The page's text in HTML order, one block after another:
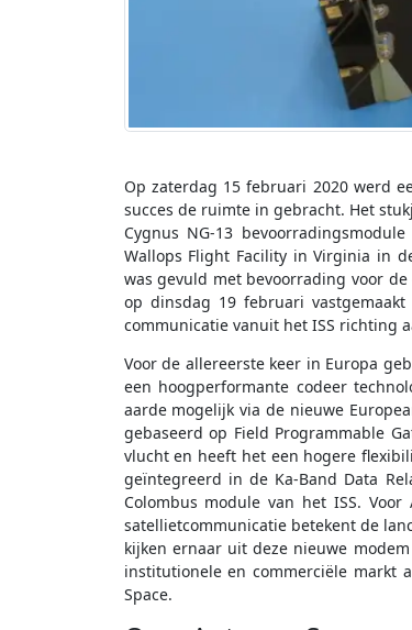
Op zaterdag 15 februari 2020 werd
succes de ruimte in gebracht. Het
Cygnus NG-13
Wallops Flight Facility in Virginia in
was gevuld met bevoorrading voor
op dinsdag 19 februari
communicatie vanuit het ISS richting
Voor de allereerste keer in Europa
een hoogperformante codeer
aarde mogelijk via de nieuwe
gebaseerd op Field Programmable
vlucht en heeft het een hogere
geïntegreerd in de Ka-Band Data
Colombus module van het ISS.
satellietcommunicatie betekent de
kijken ernaar uit deze nieuwe
institutionele en commerciële markt
Space.